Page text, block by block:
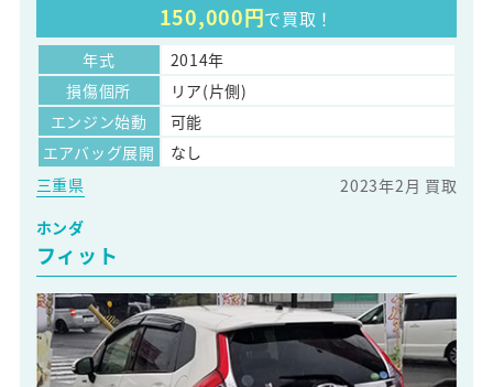
150,000円で買取！
年式
2014年
損傷個所
リア(片側)
エンジン始動
可能
エアバッグ展開
なし
三重県
2023年2月 買取
ホンダ
フィット